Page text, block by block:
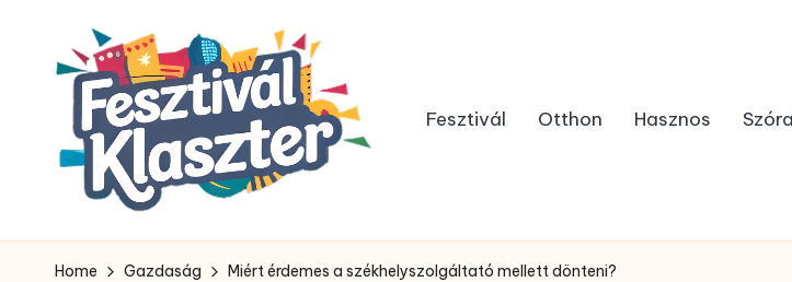
Fesztivál Otthon Hasznos
Home Gazdaság Miért érdemes a székhelyszolgáltató mellett dönteni?